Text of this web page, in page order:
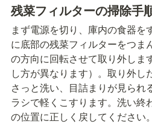
残菜フィルターの掃除手
まず電源を切り、庫内の食器を
に底部の残菜フィルターをつま
の方向に回転させて取り外しま
し方が異なります）。取り外し
さっと洗い、目詰まりが見られ
ラシで軽くこすります。洗い終
の位置に正しく戻してください。